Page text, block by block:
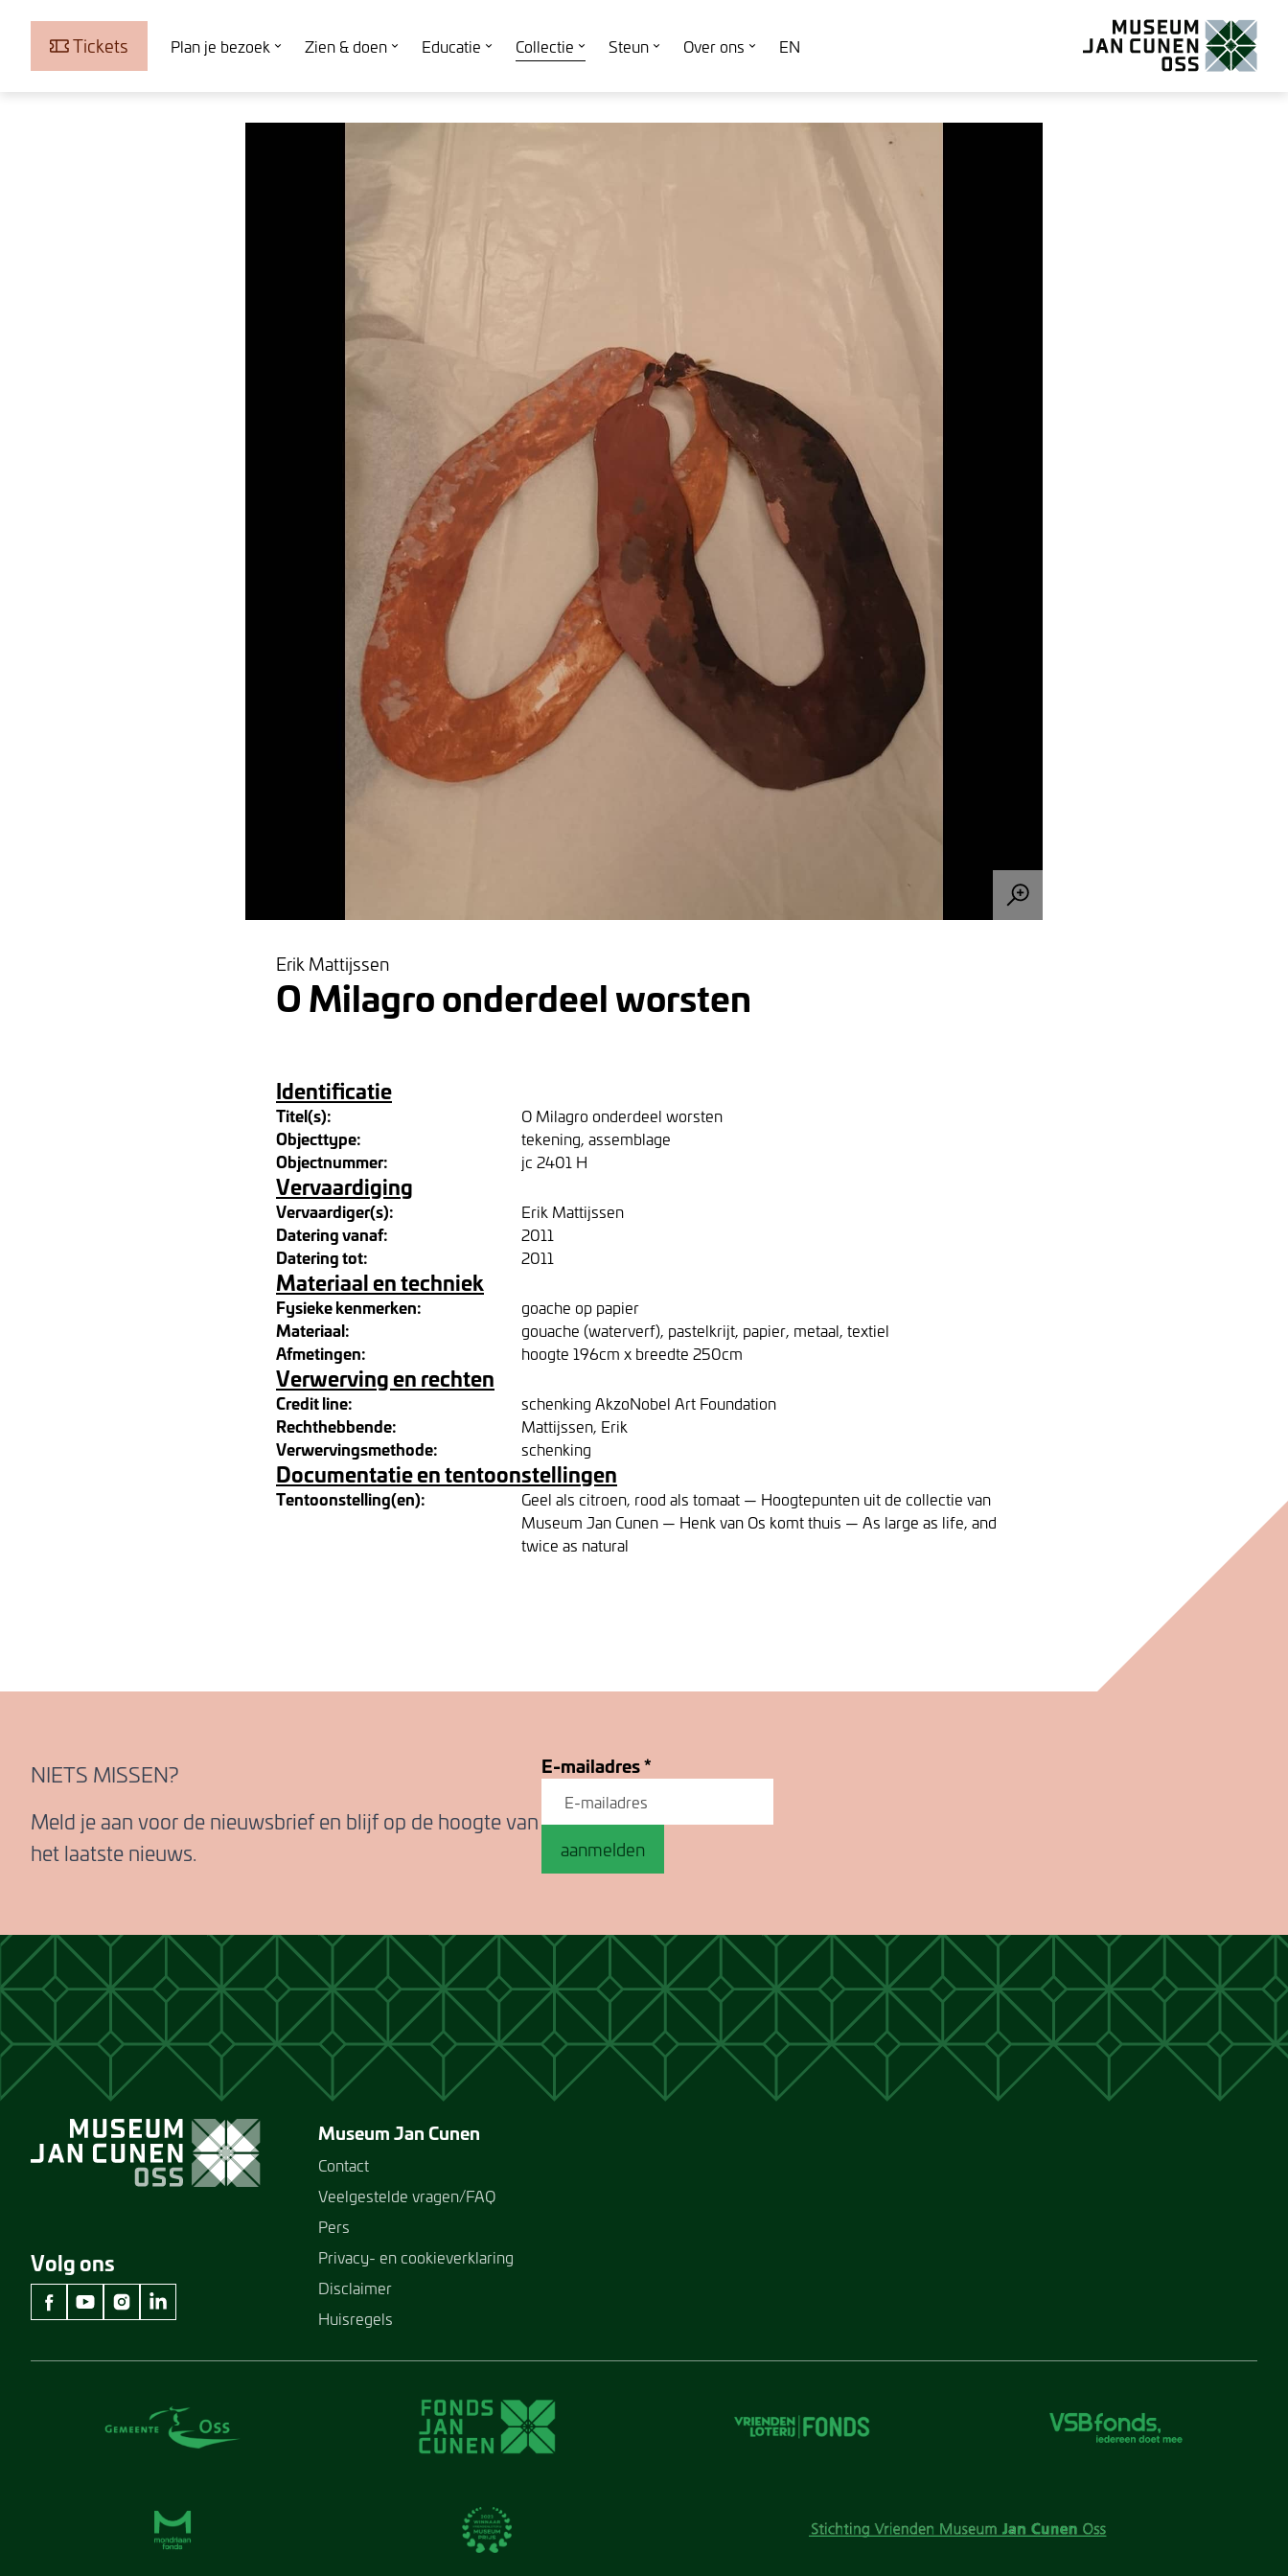
Tickets Plan je bezoek Zien & doen Educatie Collectie Steun Over ons
EN
Erik Mattijssen
O Milagro onderdeel worsten
Identificatie
Titel(s): O Milagro onderdeel worsten
Objecttype: tekening, assemblage
Objectnummer: jc 2401 H
Vervaardiging
Vervaardiger(s): Erik Mattijssen
Datering vanaf: 2011
Datering tot: 2011
Materiaal en techniek
Fysieke kenmerken: goache op papier
Materiaal: gouache (waterverf), pastelkrijt, papier, metaal, textiel
Afmetingen: hoogte 196cm x breedte 250cm
Verwerving en rechten
Credit line: schenking AkzoNobel Art Foundation
Rechthebbende: Mattijssen, Erik
Verwervingsmethode: schenking
Documentatie en tentoonstellingen
Tentoonstelling(en):
Geel als citroen, rood als tomaat — Hoogtepunten uit de collectie van
Museum Jan Cunen — Henk van Os komt thuis — As large as life, and
twice as natural
NIETS MISSEN?
Meld je aan voor de nieuwsbrief en blijf op de hoogte van
het laatste nieuws.
E-mailadres*
aanmelden
Volg ons
facebook Museum Jan Cunen
youtube Museum Jan Cunen
instagram Museum Jan Cunen
linkedin Museum Jan Cunen
Museum Jan Cunen
Contact
Veelgestelde vragen/FAQ
Pers
Privacy- en cookieverklaring
Disclaimer
Huisregels